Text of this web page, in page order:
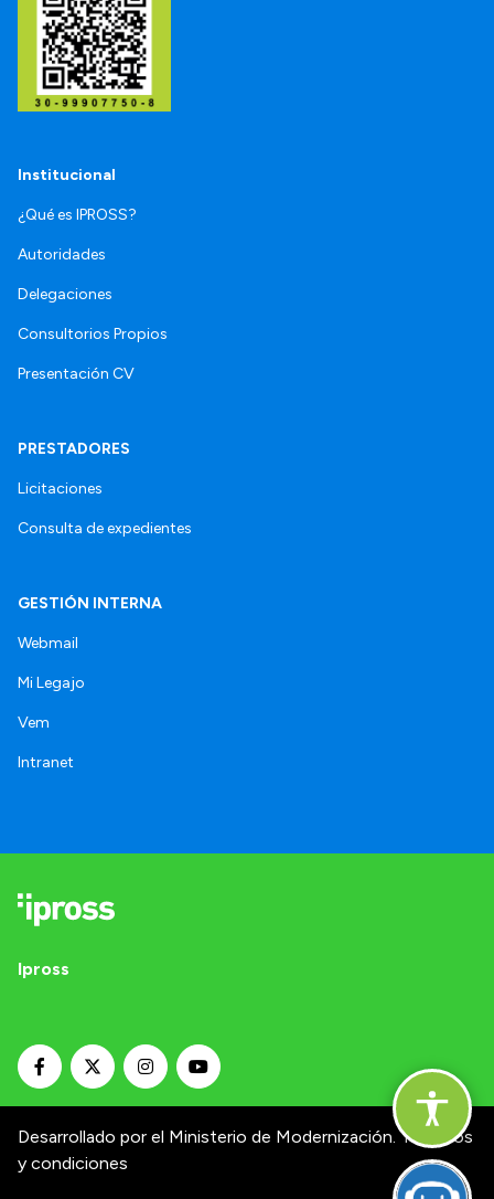
Institucional
¿Qué es IPROSS?
Autoridades
Delegaciones
Consultorios Propios
Presentación CV
PRESTADORES
Licitaciones
Consulta de expedientes
GESTIÓN INTERNA
Webmail
Mi Legajo
Vem
Intranet
Ipross
Desarrollado por el Ministerio de Modernización. Términos
y condiciones